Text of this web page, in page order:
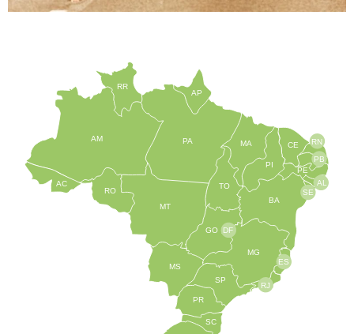
TO
BA
SE
PE
AL
RN
CE
PI
MA
AP
PA
RR
AM
AC
RO
MT
MS
GO
PR
SC
SP
MG
RJ
ES
DF
PB